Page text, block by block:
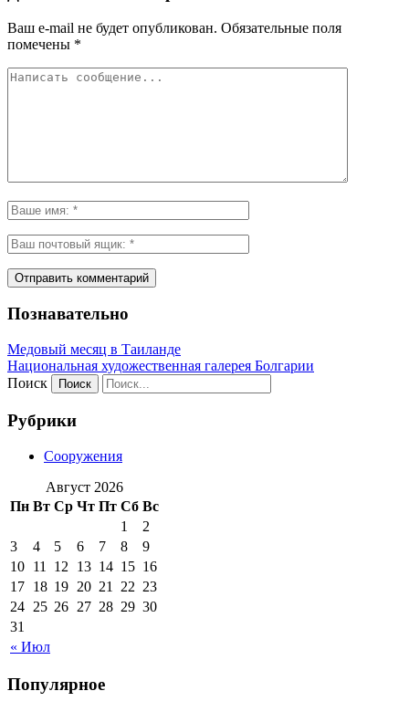
Ваш e-mail не будет опубликован. Обязательные поля
помечены *
Познавательно
Медовый месяц в Таиланде
Национальная художественная галерея Болгарии
Поиск
Рубрики
Сооружения
Август 2026
Пн Вт Ср Чт Пт Сб Вс
« Июл
1
2
3
4 5 6 7 8
9
10 11 12 13 14 15 16
17 18 19 20 21 22 23
24 25 26 27 28 29 30
31
Популярное